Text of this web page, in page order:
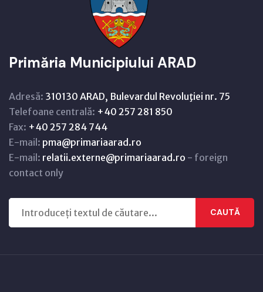
Primăria Municipiului ARAD
Adresă: 310130 ARAD, Bulevardul Revoluţiei nr. 75
Telefoane centrală: +40 257 281 850
Fax: +40 257 284 744
E-mail: pma@primariaarad.ro
E-mail: relatii.externe@primariaarad.ro - foreign
contact only
CAUTĂ